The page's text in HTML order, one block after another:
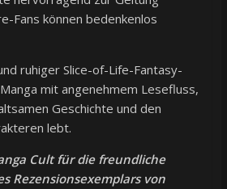
Fans können bedenkenlos
ruhiger Slice-of-Life-Fantasy-
mit angenehmem Lesefluss,
Geschichte und den
lebt.
Cultfür die freundliche
Rezensionsexemplars von